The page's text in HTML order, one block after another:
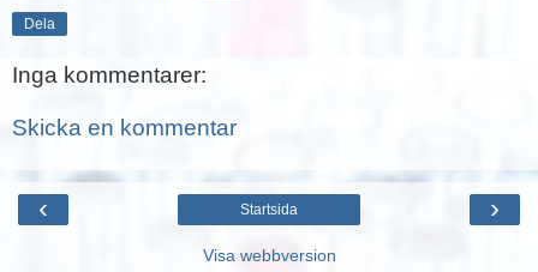
Dela
Inga kommentarer:
Skicka en kommentar
‹ ›
Startsida
Visa webbversion